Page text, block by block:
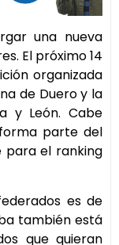
una nueva
El próximo 14
organizada
de Duero y la
y León. Cabe
parte del
para el ranking
es de
también está
que quieran